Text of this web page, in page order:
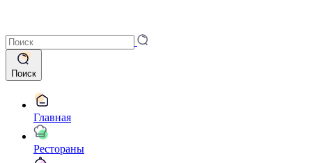
Поиск
Главная
Рестораны